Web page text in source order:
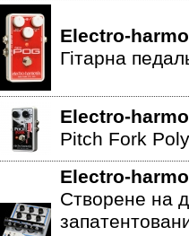
Electro-
Гітарна
Electro-
Pitch Fork
Electro-
Створене на